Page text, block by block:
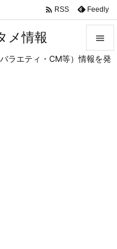
メ情報
ラエティ・CM等）情報を発


 RSS Feedly